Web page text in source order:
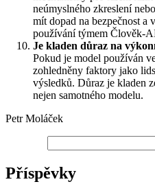
neúmyslného zkreslení
mít dopad na bezpečnost a
používání týmem Člověk-
Je kladen důraz na
Pokud je model používán
zohledněny faktory jako
výsledků. Důraz je kladen
nejen samotného modelu.
Petr Moláček
Příspěvky